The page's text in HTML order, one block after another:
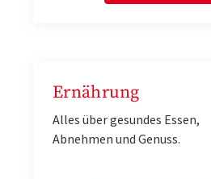
Ernährung
Alles über gesundes Essen,
Abnehmen und Genuss.